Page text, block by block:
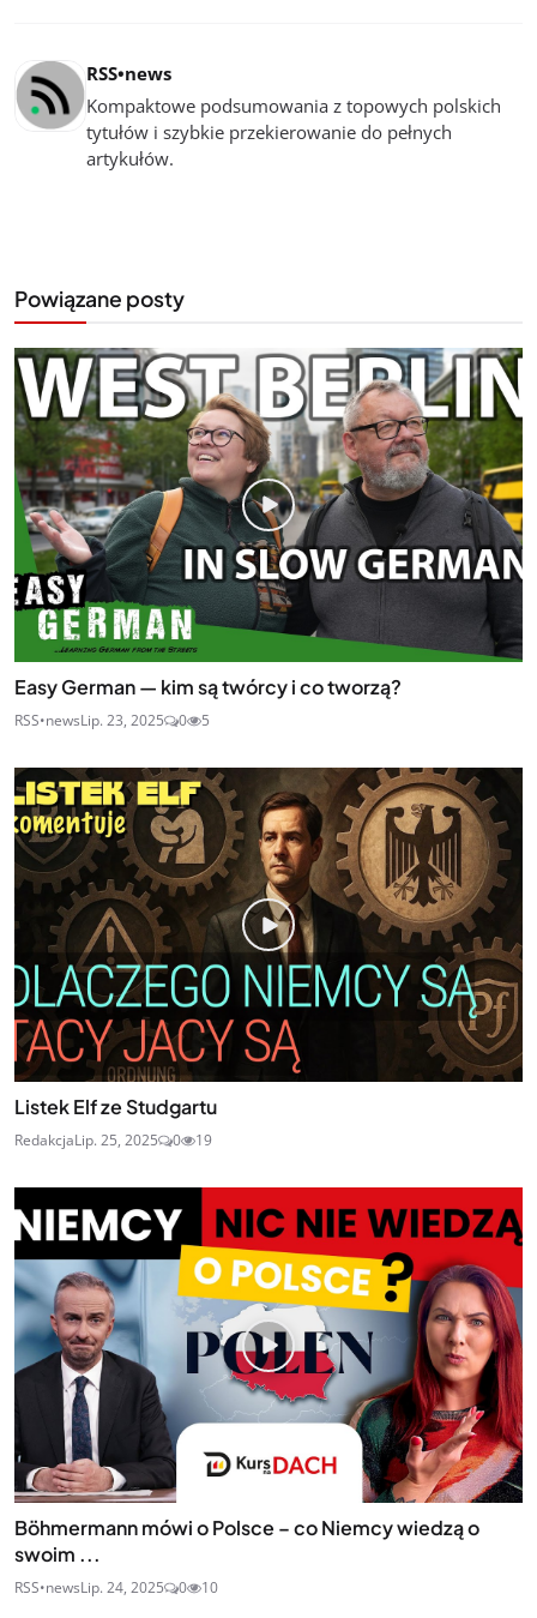
RSS•news
Kompaktowe podsumowania z topowych polskich
tytułów i szybkie przekierowanie do pełnych
artykułów.
Powiązane posty
Easy German — kim są twórcy i co tworzą?
RSS•newsLip. 23, 2025 0 5
Listek Elf ze Studgartu
RedakcjaLip. 25, 2025 0 19
Böhmermann mówi o Polsce – co Niemcy wiedzą o
swoim ...
RSS•newsLip. 24, 2025 0 10